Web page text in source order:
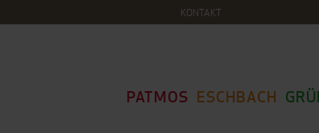
KONTAKT
PATMOS ESCHBACH